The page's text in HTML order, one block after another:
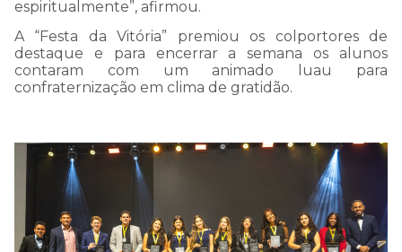
espiritualmente”, afirmou.
A “Festa da Vitória” premiou os colportores de
destaque e para encerrar a semana os alunos
contaram com um animado luau para
confraternização em clima de gratidão.